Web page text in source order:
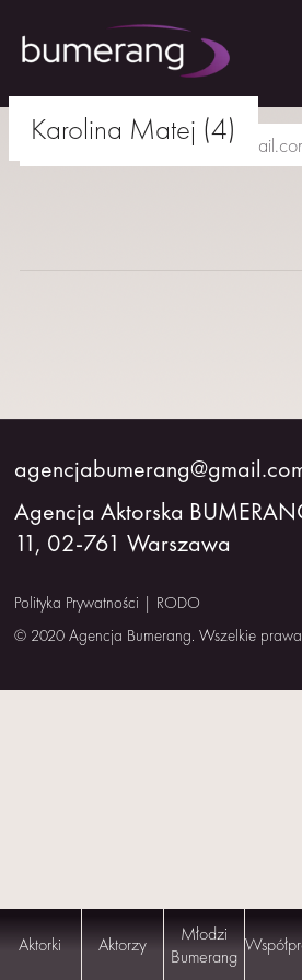
AKTORKI
WSPÓŁPRACA
O
NAS
Aktorki Aktorzy
Młodzi
Bumerang
content
Karolina Matej (4)
Agencja Aktorska
11, 02-761 Warszawa
Polityka Prywatności | RODO
© 2020 Agencja Bumerang. Wszelkie